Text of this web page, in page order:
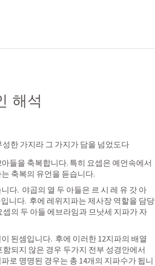
해석
한 가지라 그 가지가 담을 넘었도다
들을 축복합니다. 특히 요셉은 예언속에서
축복의 유언을 듣습니다.
다.  야곱의 열 두 아들은 르 시 레 유 갓 아
니다.  후에 레위지파는 제사장 역할을 담당
의 두 아들 에브라임과 므낫세 지파가 자
된셈입니다.  후에 이러한 12지파의 배열
되지 않은 경우 두가지 전부 성경안에서
로 명명된 경우는 총 14개의 지파수가 됩니